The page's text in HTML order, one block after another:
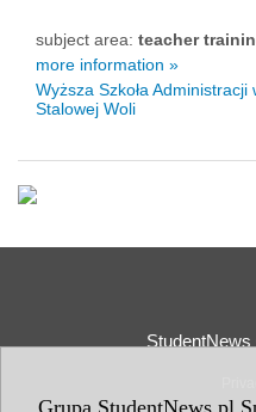
Grupa StudentNews.pl
subject area: teacher
more information »
Wyższa Szkoła Administracji
Stalowej Woli